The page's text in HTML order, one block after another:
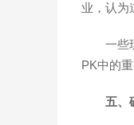
业，认为
一些
PK中的
五、